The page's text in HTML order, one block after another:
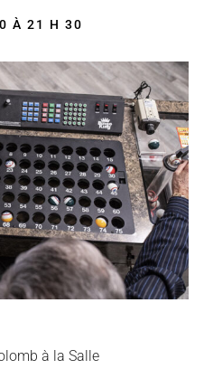
À 21 H 30
à la Salle